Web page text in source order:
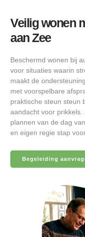
Veilig wonen
aan Zee
Beschermd wonen bij
voor situaties waarin
maakt de
met voorspelbare
praktische steun steun
aandacht voor
plannen van de dag
en eigen regie stap
Begeleiding